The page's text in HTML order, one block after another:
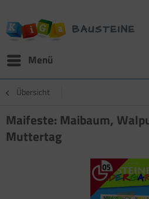
Menü
Übersicht
Maifeste: Maibaum,
Muttertag